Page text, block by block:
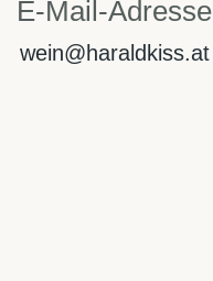
E-Mail-Adresse
wein@haraldkiss.at